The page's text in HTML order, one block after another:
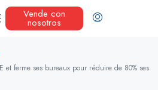
Vende con
nosotros
et ferme ses bureaux pour réduire de 80% ses